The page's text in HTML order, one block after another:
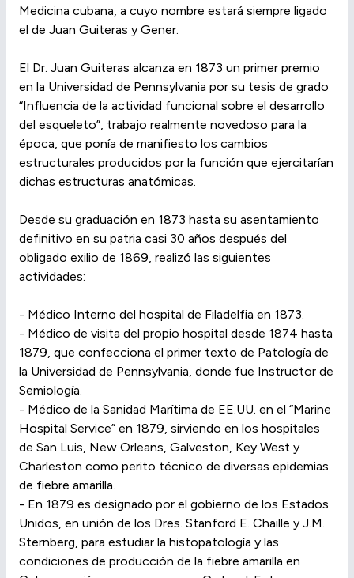
Medicina cubana, a cuyo nombre estará siempre ligado
el de Juan Guiteras y Gener.
El Dr. Juan Guiteras alcanza en 1873 un primer premio
en la Universidad de Pennsylvania por su tesis de grado
“Influencia de la actividad funcional sobre el desarrollo
del esqueleto”, trabajo realmente novedoso para la
época, que ponía de manifiesto los cambios
estructurales producidos por la función que ejercitarían
dichas estructuras anatómicas.
Desde su graduación en 1873 hasta su asentamiento
definitivo en su patria casi 30 años después del
obligado exilio de 1869, realizó las siguientes
actividades:
- Médico Interno del hospital de Filadelfia en 1873.
- Médico de visita del propio hospital desde 1874 hasta
1879, que confecciona el primer texto de Patología de
la Universidad de Pennsylvania, donde fue Instructor de
Semiología.
- Médico de la Sanidad Marítima de EE.UU. en el “Marine
Hospital Service” en 1879, sirviendo en los hospitales
de San Luis, New Orleans, Galveston, Key West y
Charleston como perito técnico de diversas epidemias
de fiebre amarilla.
- En 1879 es designado por el gobierno de los Estados
Unidos, en unión de los Dres. Stanford E. Chaille y J.M.
Sternberg, para estudiar la histopatología y las
condiciones de producción de la fiebre amarilla en